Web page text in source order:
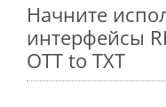
Начните
интерфейсы
OTT to TXT